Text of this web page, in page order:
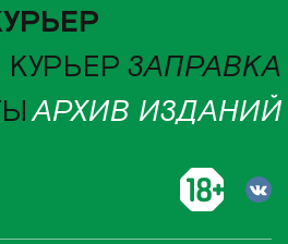
ЗАПРАВКА
АРХИВ ИЗДАНИЙ